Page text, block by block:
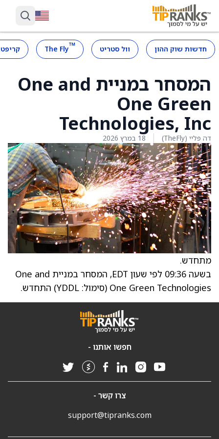
חדשות שוק ההון וול סטריט ™
The Fly
המסחר במניית One and
One Green
Technologies, Inc
דה פליי (TheFly) 18 במרץ 2026
מתחדש.
בשעה 09:36 לפי שעון EDT, המסחר במניית One and
One Green Technologies (סימול: YDDL) התחדש.
חפשו אותנו -
צרו קשר -
support@tipranks.com